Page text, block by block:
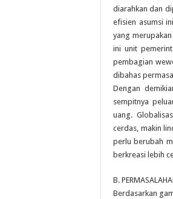
diarahkan dan
efisien asumsi
yang
ini unit
pembagian
dibahas
Dengan
sempitnya
uang.
cerdas, makin
perlu berubah
berkreasi lebih
B.
Berdasarkan